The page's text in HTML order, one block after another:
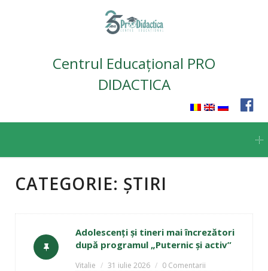
Centrul Educațional PRO
DIDACTICA
content
CATEGORIE: ȘTIRI
Adolescenți și tineri mai încrezători
după programul „Puternic și activ”
Vitalie 31 iulie 2026 0 Comentarii